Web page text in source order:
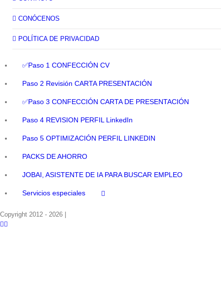
CONÓCENOS
POLÍTICA DE PRIVACIDAD
✅Paso 1 CONFECCIÓN CV
Paso 2 Revisión CARTA PRESENTACIÓN
✅Paso 3 CONFECCIÓN CARTA DE PRESENTACIÓN
Paso 4 REVISION PERFIL LinkedIn
Paso 5 OPTIMIZACIÓN PERFIL LINKEDIN
PACKS DE AHORRO
JOBAI, ASISTENTE DE IA PARA BUSCAR EMPLEO
Servicios especiales
Copyright 2012 - 2026 |
Facebook